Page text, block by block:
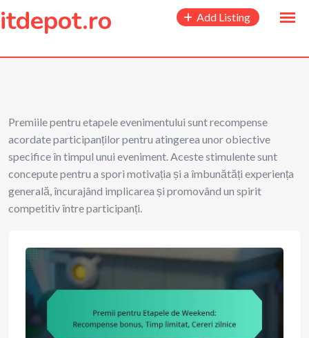
content
itdepot.ro Add Listing
Premiile pentru etapele evenimentului sunt recompense
acordate participanților pentru atingerea unor obiective
specifice în timpul unui eveniment. Aceste stimulente sunt
concepute pentru a spori motivația și a îmbunătăți experiența
generală, încurajând implicarea și promovând un spirit
competitiv între participanți.